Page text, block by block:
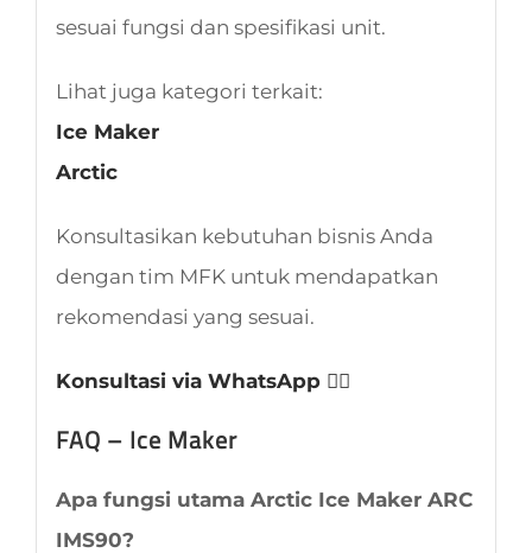
sesuai fungsi dan spesifikasi unit.
Lihat juga kategori terkait:
Ice Maker
Arctic
Konsultasikan kebutuhan bisnis Anda
dengan tim MFK untuk mendapatkan
rekomendasi yang sesuai.
Konsultasi via WhatsApp 👈🏻
FAQ – Ice Maker
Apa fungsi utama Arctic Ice Maker ARC
IMS90?